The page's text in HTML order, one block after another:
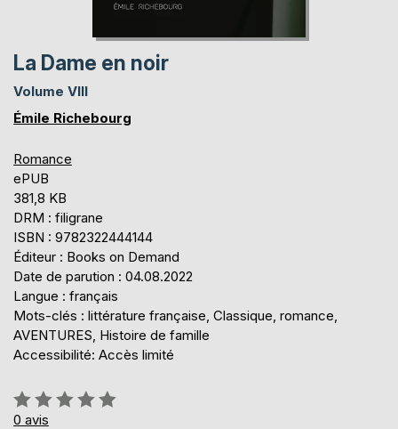
La Dame en noir
Volume VIII
Émile Richebourg
Romance
ePUB
381,8 KB
DRM : filigrane
ISBN : 9782322444144
Éditeur : Books on Demand
Date de parution : 04.08.2022
Langue : français
Mots-clés : littérature française, Classique, romance,
AVENTURES, Histoire de famille
Accessibilité: Accès limité
Évaluation:
0%
0 avis